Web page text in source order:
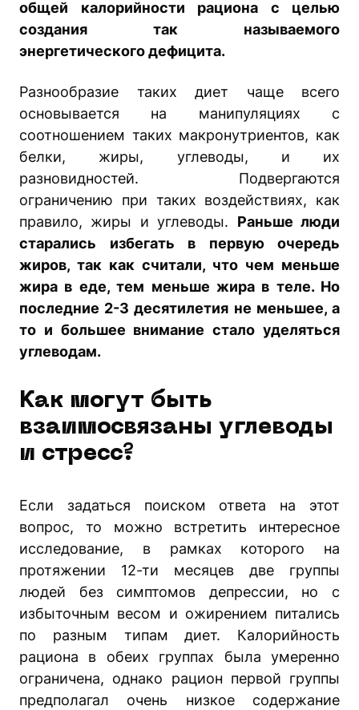
общей калорийности рациона с целью
создания так называемого
энергетического дефицита.
Разнообразие таких диет чаще всего
основывается на манипуляциях с
соотношением таких макронутриентов, как
белки, жиры, углеводы, и их
разновидностей. Подвергаются
ограничению при таких воздействиях, как
правило, жиры и углеводы. Раньше люди
старались избегать в первую очередь
жиров, так как считали, что чем меньше
жира в еде, тем меньше жира в теле. Но
последние 2-3 десятилетия не меньшее, а
то и большее внимание стало уделяться
углеводам.
Как могут быть
взаимосвязаны углеводы
и стресс?
Если задаться поиском ответа на этот
вопрос, то можно встретить интересное
исследование, в рамках которого на
протяжении 12-ти месяцев две группы
людей без симптомов депрессии, но с
избыточным весом и ожирением питались
по разным типам диет. Калорийность
рациона в обеих группах была умеренно
ограничена, однако рацион первой группы
предполагал очень низкое содержание